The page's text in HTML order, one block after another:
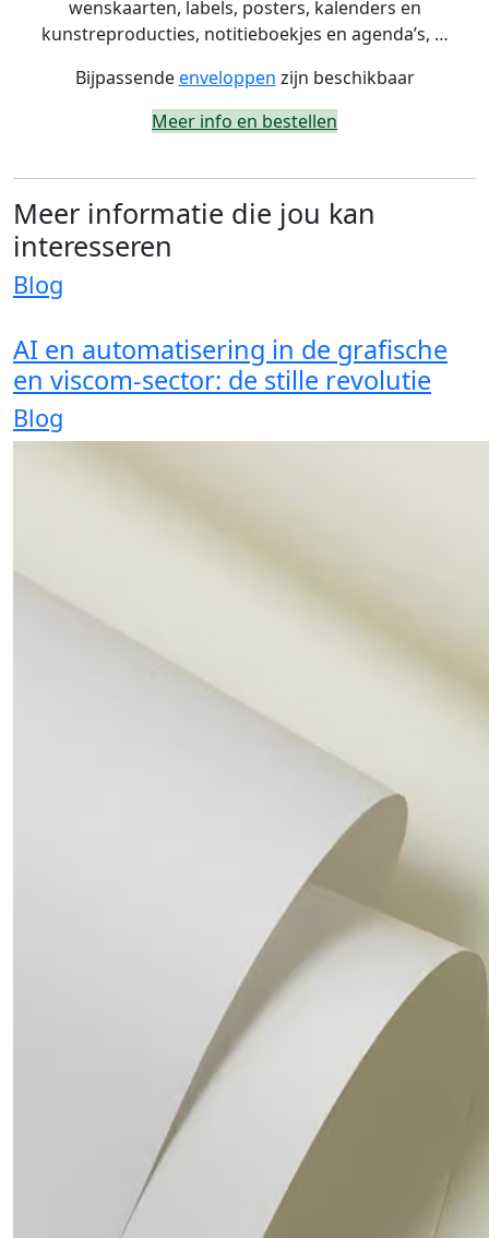
wenskaarten, labels, posters, kalenders en
kunstreproducties, notitieboekjes en agenda’s, …
Bijpassendeenveloppen zijn beschikbaar
Meer info en bestellen
Meer informatie die jou kan
interesseren
Blog
AI en automatisering in de grafische
en viscom-sector: de stille revolutie
Blog